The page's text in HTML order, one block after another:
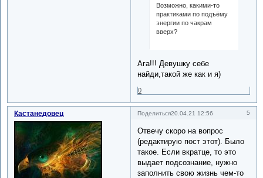
Возможно, какими-то
практиками по подъёму
энергии по чакрам
вверх?
Ага!!! Девушку себе
найди,такой же как и я)
0
Поделиться 5
20.04.21 12:56
Кастанедовец
Отвечу скоро на вопрос
(редактирую пост этот). Было
такое. Если вкратце, то это
выдает подсознание, нужно
заполнить свою жизнь чем-то